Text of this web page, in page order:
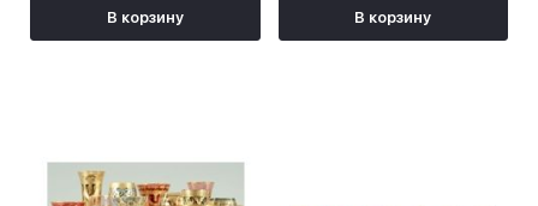
В корзину В корзину